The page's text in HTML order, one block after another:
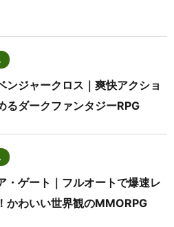
ンジャークロス｜爽快アクショ
るダークファンタジーRPG
・ゲート｜フルオートで爆速レ
かわいい世界観のMMORPG